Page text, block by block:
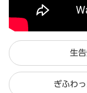
生
ぎふわ